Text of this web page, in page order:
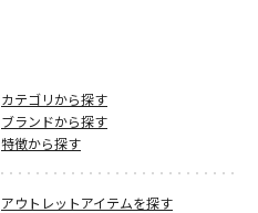
カテゴリから探す
ブランドから探す
特徴から探す
アウトレットアイテムを探す